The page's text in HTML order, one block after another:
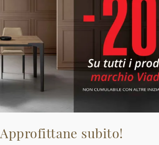
Approfittane subito!